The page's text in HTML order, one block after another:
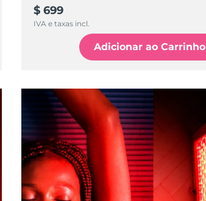
$ 699
IVA e taxas incl.
Adicionar ao Carrinho